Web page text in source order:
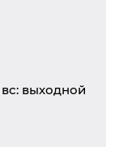
вс: выходной